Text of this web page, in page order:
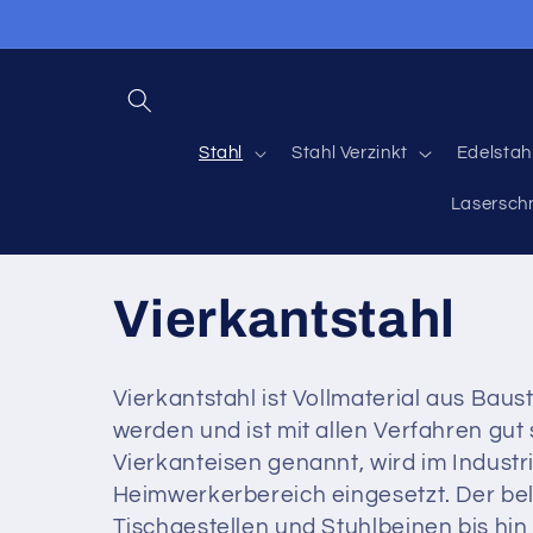
Stahl Stahl Verzinkt Edelstahl
K
a
t
e
Vierkantstahl
Vierkantstahl ist Vollmaterial aus
werden und ist mit allen Verfahren
Vierkanteisen genannt, wird im
Heimwerkerbereich eingesetzt. Der
Tischgestellen und Stuhlbeinen bis